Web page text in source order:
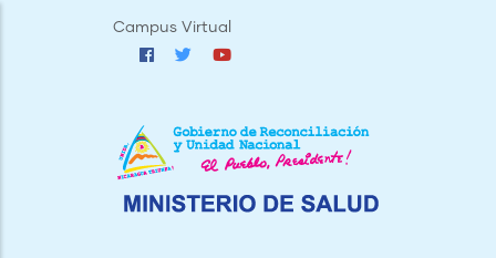
Campus Virtual